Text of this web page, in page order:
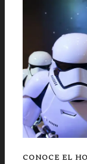
CONOCE EL